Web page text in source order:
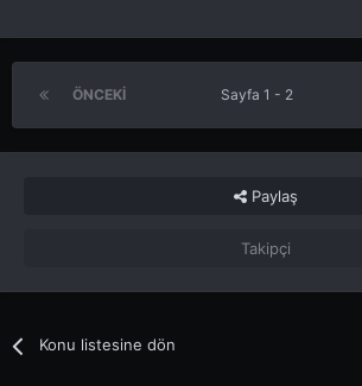
ÖNCEKI Sayfa 1 - 2
Paylaş
Takipçi
Konu listesine dön